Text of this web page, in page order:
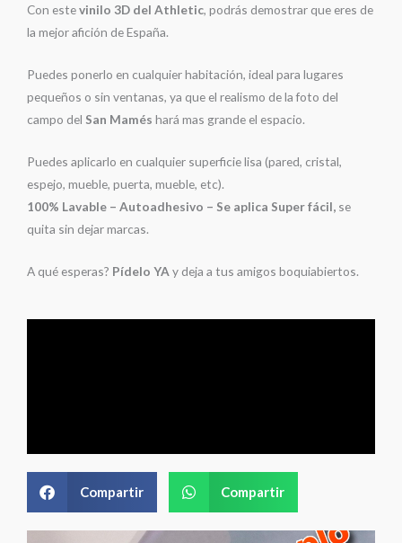
Con estevinilo 3D del Athletic, podrás demostrar que eres de
la mejor afición de España.
Puedes ponerlo en cualquier habitación, ideal para lugares
pequeños o sin ventanas, ya que el realismo de la foto del
campo del San Mamés hará mas grande el espacio.
Puedes aplicarlo en cualquier superficie lisa (pared, cristal,
espejo, mueble, puerta, mueble, etc).
100% Lavable – Autoadhesivo – Se aplica Super fácil, se
quita sin dejar marcas.
A qué esperas? Pídelo YA y deja a tus amigos boquiabiertos.
Compartir Compartir